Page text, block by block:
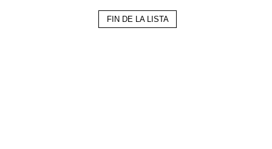
FIN DE LA LISTA